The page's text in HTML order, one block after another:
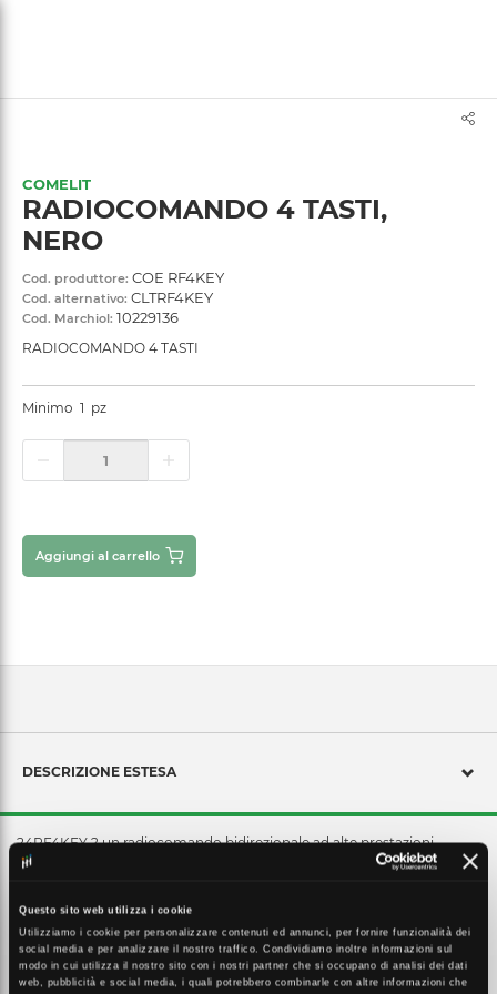
Questo sito web utilizza i cookie
Utilizziamo i cookie per personalizzare contenuti ed annunci, per fornire funzionalità dei
social media e per analizzare il nostro traffico. Condividiamo inoltre informazioni sul
modo in cui utilizza il nostro sito con i nostri partner che si occupano di analisi dei dati
web, pubblicità e social media, i quali potrebbero combinarle con altre informazioni che
COMELIT
RADIOCOMANDO 4 TASTI,
NERO
Cod. produttore: COE RF4KEY
Cod. alternativo: CLTRF4KEY
Cod. Marchiol: 10229136
RADIOCOMANDO 4 TASTI
Minimo 1 pz
Aggiungi al carrello
DESCRIZIONE ESTESA
24RF4KEY ? un radiocomando bidirezionale ad alte prestazioni
completamente configurabile. Esso consente la visualizzazione dello
funzione di blocco tasti.